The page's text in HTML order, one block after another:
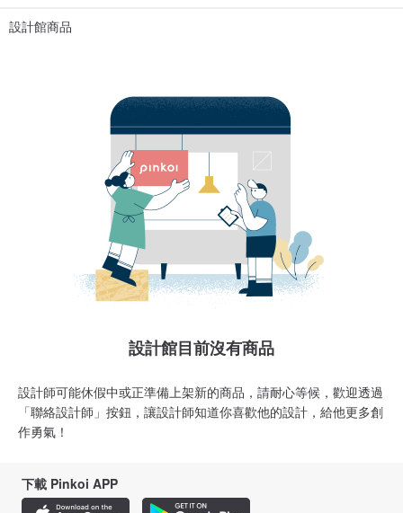
設計館商品
設計館目前沒有商品
設計師可能休假中或正準備上架新的商品，請耐心等候，歡迎透過
「聯絡設計師」按鈕，讓設計師知道你喜歡他的設計，給他更多創
作勇氣！
下載 Pinkoi APP